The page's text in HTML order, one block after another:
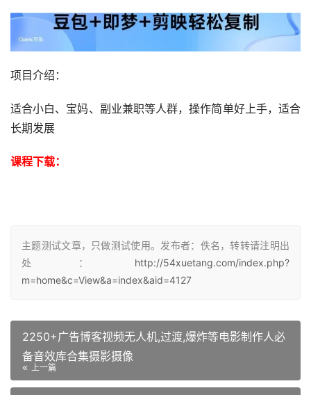
项目介绍：
适合小白、宝妈、副业兼职等人群，操作简单好上手，适合
长期发展
课程下载：
主题测试文章，只做测试使用。发布者：佚名，转转请注明出
处： http://54xuetang.com/index.php?
m=home&c=View&a=index&aid=4127
2250+广告博客视频无人机,过渡,爆炸等电影制作人必
备音效库合集摄影摄像
上一篇